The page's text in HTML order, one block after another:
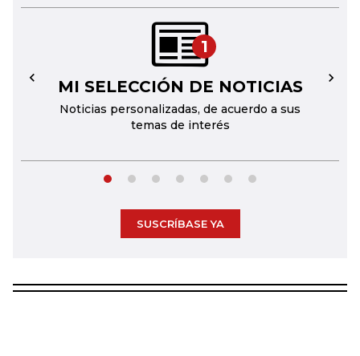
1
MI SELECCIÓN DE NOTICIAS
Noticias personalizadas, de acuerdo a sus
temas de interés
← →
SUSCRÍBASE YA